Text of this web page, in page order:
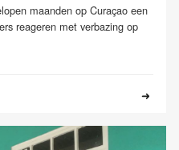
maanden op Curaçao een
reageren met verbazing op